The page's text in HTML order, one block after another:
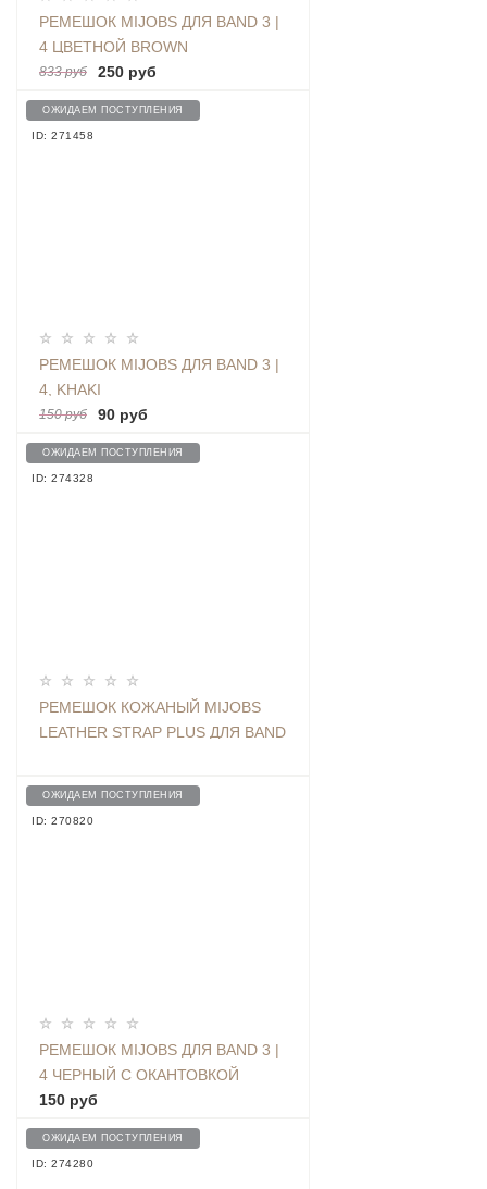
РЕМЕШОК MIJOBS ДЛЯ BAND 3 |
4 ЦВЕТНОЙ BROWN
833 руб 250 руб
ОЖИДАЕМ ПОСТУПЛЕНИЯ
ID: 271458
РЕМЕШОК MIJOBS ДЛЯ BAND 3 |
4, KHAKI
150 руб 90 руб
ОЖИДАЕМ ПОСТУПЛЕНИЯ
ID: 274328
РЕМЕШОК КОЖАНЫЙ MIJOBS
LEATHER STRAP PLUS ДЛЯ BAND
ОЖИДАЕМ ПОСТУПЛЕНИЯ
ID: 270820
РЕМЕШОК MIJOBS ДЛЯ BAND 3 |
4 ЧЕРНЫЙ С ОКАНТОВКОЙ
WHITE
150 руб
ОЖИДАЕМ ПОСТУПЛЕНИЯ
ID: 274280